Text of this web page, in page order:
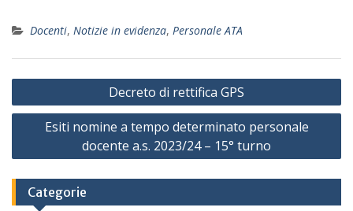
Docenti, Notizie in evidenza, Personale ATA
Navigazione
articoli
Decreto di rettifica GPS
Esiti nomine a tempo determinato personale
docente a.s. 2023/24 – 15° turno
Categorie